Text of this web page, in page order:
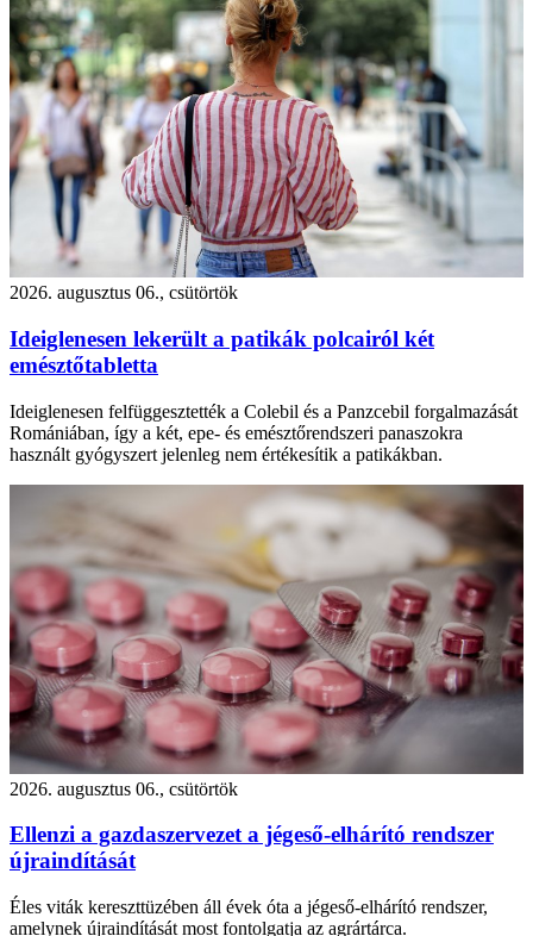
2026. augusztus 06., csütörtök
Ideiglenesen lekerült a patikák polcairól két
emésztőtabletta
Ideiglenesen felfüggesztették a Colebil és a Panzcebil forgalmazását
Romániában, így a két, epe- és emésztőrendszeri panaszokra
használt gyógyszert jelenleg nem értékesítik a patikákban.
2026. augusztus 06., csütörtök
Ellenzi a gazdaszervezet a jégeső-elhárító rendszer
újraindítását
Éles viták kereszttüzében áll évek óta a jégeső-elhárító rendszer,
amelynek újraindítását most fontolgatja az agrártárca.